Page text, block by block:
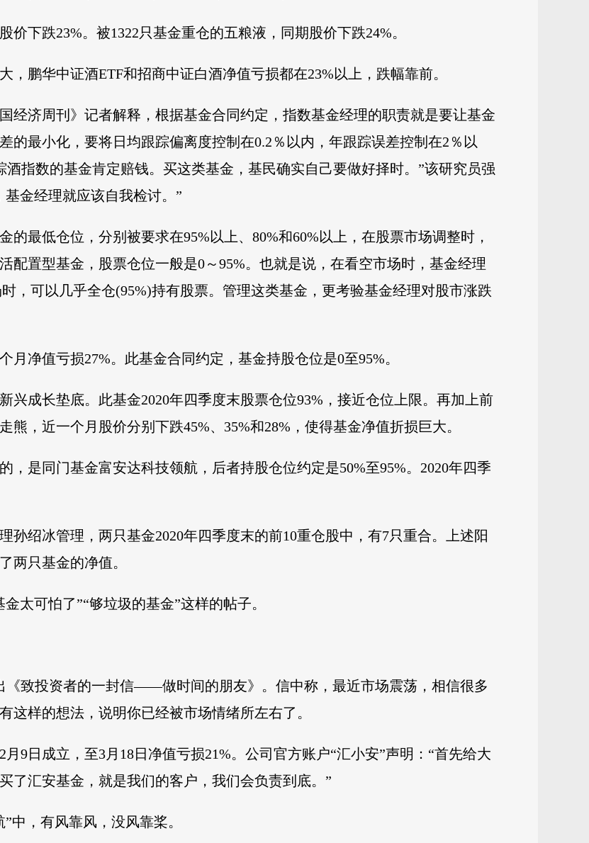
价下跌23%。被1322只基金重仓的五粮液，同期股价下跌24%。
，鹏华中证酒ETF和招商中证白酒净值亏损都在23%以上，跌幅靠前。
经济周刊》记者解释，根据基金合同约定，指数基金经理的职责就是要让基金
的最小化，要将日均跟踪偏离度控制在0.2％以内，年跟踪误差控制在2％以
酒指数的基金肯定赔钱。买这类基金，基民确实自己要做好择时。”该研究员强
金经理就应该自我检讨。”
的最低仓位，分别被要求在95%以上、80%和60%以上，在股票市场调整时，
配置型基金，股票仓位一般是0～95%。也就是说，在看空市场时，基金经理
，可以几乎全仓(95%)持有股票。管理这类基金，更考验基金经理对股市涨跌
净值亏损27%。此基金合同约定，基金持股仓位是0至95%。
兴成长垫底。此基金2020年四季度末股票仓位93%，接近仓位上限。再加上前
，近一个月股价分别下跌45%、35%和28%，使得基金净值折损巨大。
，是同门基金富安达科技领航，后者持股仓位约定是50%至95%。2020年四季
孙绍冰管理，两只基金2020年四季度末的前10重仓股中，有7只重合。上述阳
两只基金的净值。
太可怕了”“够垃圾的基金”这样的帖子。
《致投资者的一封信——做时间的朋友》。信中称，最近市场震荡，相信很多
这样的想法，说明你已经被市场情绪所左右了。
9日成立，至3月18日净值亏损21%。公司官方账户“汇小安”声明：“首先给大
了汇安基金，就是我们的客户，我们会负责到底。”
中，有风靠风，没风靠桨。